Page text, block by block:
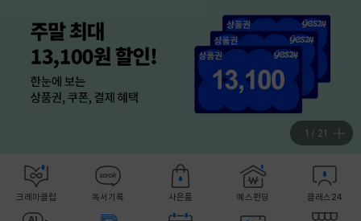
1 / 21
크레마클럽 독서기록 사은품 예스펀딩 클래스24